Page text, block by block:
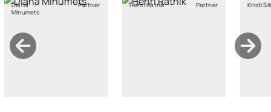
Partner Henri Ratnik Partner Kristi Sild